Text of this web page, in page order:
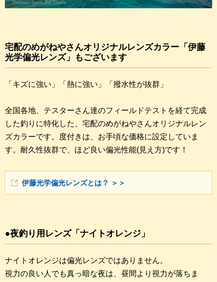
宅配のめがねやさんオリジナルレンズカラー「伊藤
光学偏光レンズ」もございます
「キズに強い」「熱に強い」「撥水性が抜群」
全国各地、テスターさん達のフィールドテストを経て完成
した釣りに特化した、宅配のめがねやさんオリジナルレン
ズカラーです。度付きは、お手頃な価格に設定していま
す。耐久性抜群で、ほど良い偏光性能(見え方)です！
伊藤光学偏光レンズとは？ ＞＞
●夜釣り用レンズ「ナイトオレンジ」
ナイトオレンジは偏光レンズではありません。
視力の良い人でも真っ暗な夜は、昼間より視力が落ちま